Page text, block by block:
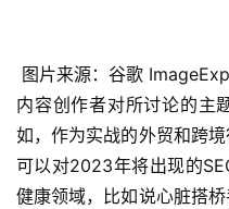
内容创作者对所讨论的主
如，作为实战的外贸和跨
可以对2023年将出现的
健康领域，比如说心脏搭